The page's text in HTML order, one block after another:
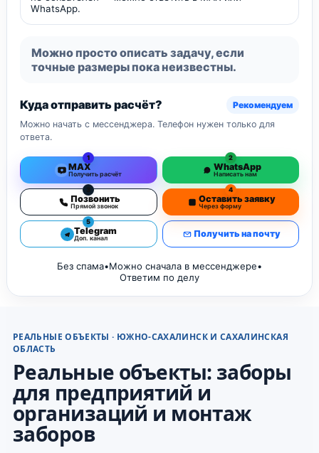
WhatsApp.
Можно просто описать задачу, если
точные размеры пока неизвестны.
Куда отправить расчёт?
Рекомендуем
Можно начать с мессенджера. Телефон нужен только для
ответа.
1
MAX
Получить расчёт
2
WhatsApp
Написать нам
3
Позвонить
Прямой звонок
4
Оставить заявку
Через форму
5
Telegram
Доп. канал Получить на почту
Без спама•Можно сначала в мессенджере•
Ответим по делу
РЕАЛЬНЫЕ ОБЪЕКТЫ · ЮЖНО-САХАЛИНСК И САХАЛИНСКАЯ
ОБЛАСТЬ
Реальные объекты: заборы
для предприятий и
организаций и монтаж
заборов